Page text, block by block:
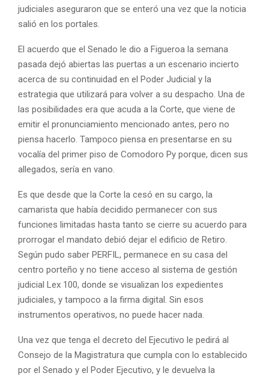
judiciales aseguraron que se enteró una vez que la noticia
salió en los portales.
El acuerdo que el Senado le dio a Figueroa la semana
pasada dejó abiertas las puertas a un escenario incierto
acerca de su continuidad en el Poder Judicial y la
estrategia que utilizará para volver a su despacho. Una de
las posibilidades era que acuda a la Corte, que viene de
emitir el pronunciamiento mencionado antes, pero no
piensa hacerlo. Tampoco piensa en presentarse en su
vocalía del primer piso de Comodoro Py porque, dicen sus
allegados, sería en vano.
Es que desde que la Corte la cesó en su cargo, la
camarista que había decidido permanecer con sus
funciones limitadas hasta tanto se cierre su acuerdo para
prorrogar el mandato debió dejar el edificio de Retiro.
Según pudo saber PERFIL, permanece en su casa del
centro porteño y no tiene acceso al sistema de gestión
judicial Lex 100, donde se visualizan los expedientes
judiciales, y tampoco a la firma digital. Sin esos
instrumentos operativos, no puede hacer nada.
Una vez que tenga el decreto del Ejecutivo le pedirá al
Consejo de la Magistratura que cumpla con lo establecido
por el Senado y el Poder Ejecutivo, y le devuelva la